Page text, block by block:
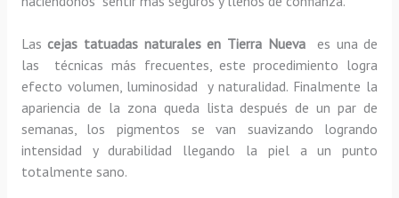
Las cejas tatuadas naturales en Tierra Nueva es una de
las técnicas más frecuentes, este procedimiento logra
efecto volumen, luminosidad y naturalidad. Finalmente la
apariencia de la zona queda lista después de un par de
semanas, los pigmentos se van suavizando logrando
intensidad y durabilidad llegando la piel a un punto
totalmente sano.